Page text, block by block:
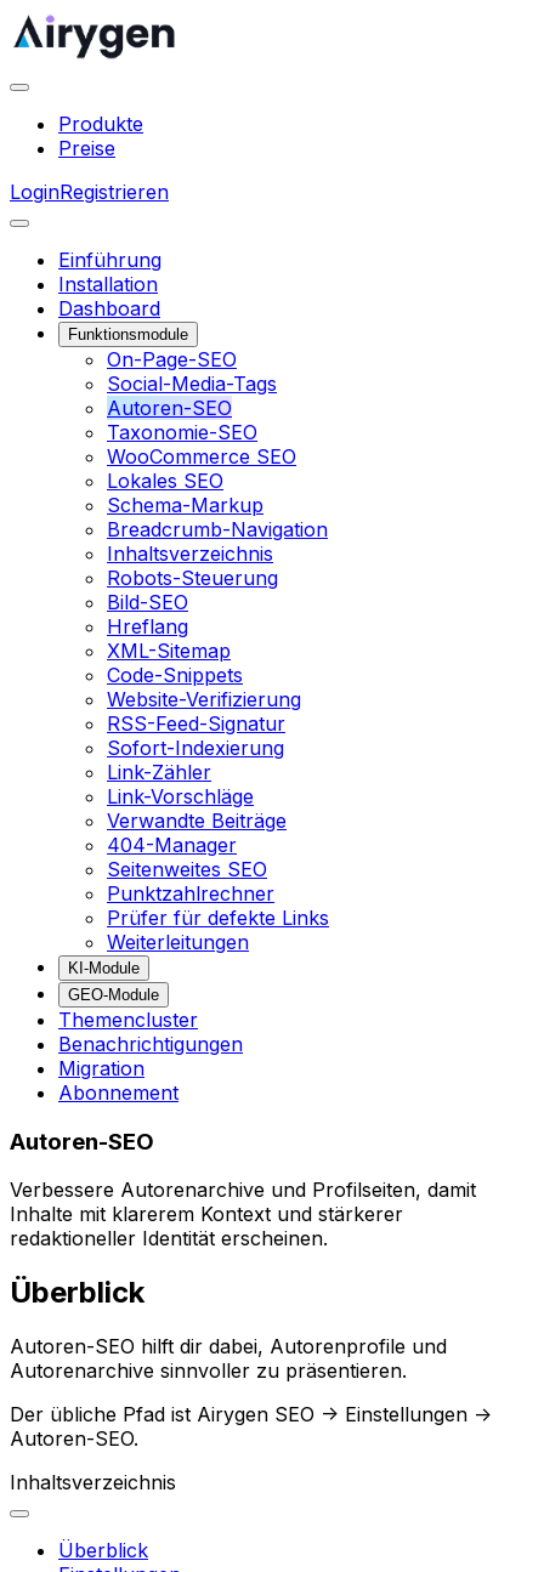
Produkte
Preise
LoginRegistrieren
Einführung
Installation
Dashboard
Funktionsmodule
On-Page-SEO
Social-Media-Tags
Autoren-SEO
Taxonomie-SEO
WooCommerce SEO
Lokales SEO
Schema-Markup
Breadcrumb-Navigation
Inhaltsverzeichnis
Robots-Steuerung
Bild-SEO
Hreflang
XML-Sitemap
Code-Snippets
Website-Verifizierung
RSS-Feed-Signatur
Sofort-Indexierung
Link-Zähler
Link-Vorschläge
Verwandte Beiträge
404-Manager
Seitenweites SEO
Punktzahlrechner
Prüfer für defekte Links
Weiterleitungen
KI-Module
GEO-Module
Themencluster
Benachrichtigungen
Migration
Abonnement
Autoren-SEO
Verbessere Autorenarchive und Profilseiten, damit
Inhalte mit klarerem Kontext und stärkerer
redaktioneller Identität erscheinen.
Überblick
Autoren-SEO hilft dir dabei, Autorenprofile und
Autorenarchive sinnvoller zu präsentieren.
Der übliche Pfad ist Airygen SEO -> Einstellungen ->
Autoren-SEO.
Inhaltsverzeichnis
Überblick